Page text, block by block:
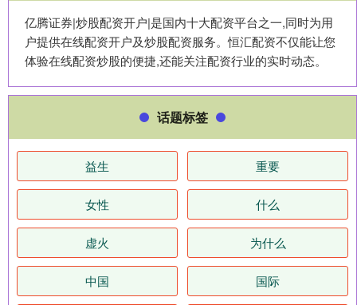
亿腾证券|炒股配资开户|是国内十大配资平台之一,同时为用
户提供在线配资开户及炒股配资服务。恒汇配资不仅能让您
体验在线配资炒股的便捷,还能关注配资行业的实时动态。
话题标签
益生 重要
女性 什么
虚火 为什么
中国 国际